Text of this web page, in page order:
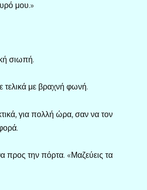
μου.»
σιωπή.
τελικά με βραχνή φωνή.
για πολλή ώρα, σαν να τον
προς την πόρτα. «Μαζεύεις τα